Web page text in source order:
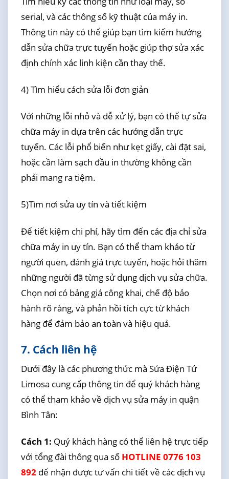
serial, và các thông số kỹ thuật của máy in.
Thông tin này có thể giúp bạn tìm kiếm hướng
dẫn sửa chữa trực tuyến hoặc giúp thợ sửa xác
định chính xác linh kiện cần thay thế.
4) Tìm hiểu cách sửa lỗi đơn giản
Với những lỗi nhỏ và dễ xử lý, bạn có thể tự sửa
chữa máy in dựa trên các hướng dẫn trực
tuyến. Các lỗi phổ biến như kẹt giấy, cài đặt sai,
hoặc cần làm sạch đầu in thường không cần
phải mang ra tiệm.
5)Tìm nơi sửa uy tín và tiết kiệm
Để tiết kiệm chi phí, hãy tìm đến các địa chỉ sửa
chữa máy in uy tín. Bạn có thể tham khảo từ
người quen, đánh giá trực tuyến, hoặc hỏi thăm
những người đã từng sử dụng dịch vụ sửa chữa.
Chọn nơi có bảng giá công khai, chế độ bảo
hành rõ ràng, và phản hồi tích cực từ khách
hàng để đảm bảo an toàn và hiệu quả.
7. Cách liên hệ
Dưới đây là các phương thức mà Sửa Điện Tử
Limosa cung cấp thông tin để quý khách hàng
có thể tham khảo về dịch vụ sửa máy in quận
Bình Tân:
Cách 1: Quý khách hàng có thể liên hệ trực tiếp
với tổng đài thông qua số HOTLINE 0776 103
892để nhận được tư vấn chi tiết về các dịch vụ